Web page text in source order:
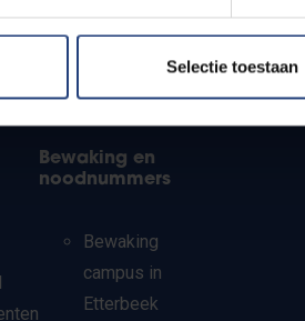
Selectie toestaan
Bewaking en
noodnummers
Bewaking
campus in
Etterbeek